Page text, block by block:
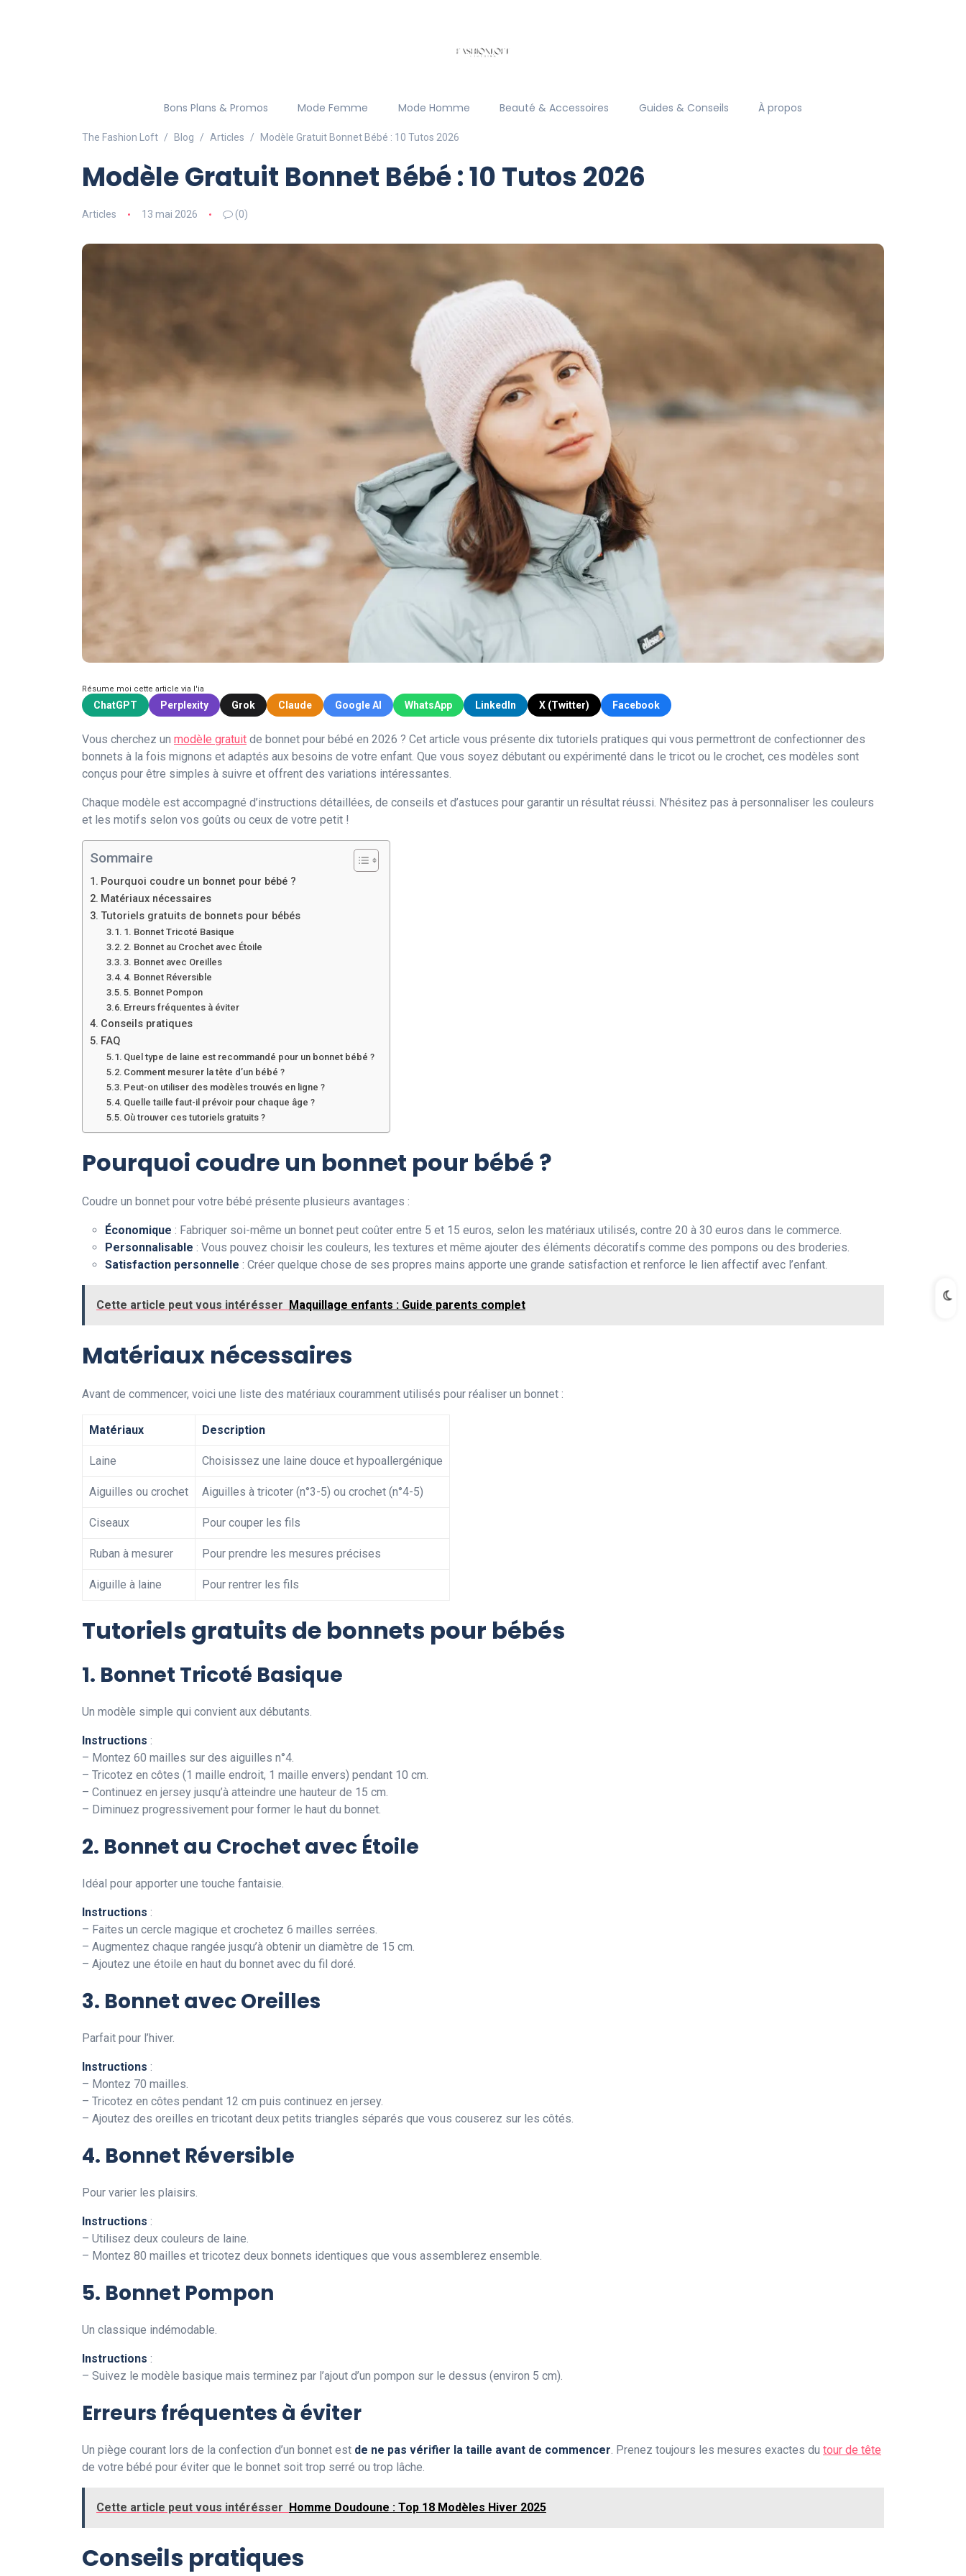
Bons Plans & Promos Mode Femme Mode Homme Beauté & Accessoires Guides & Conseils À propos
The Fashion Loft Blog Articles Modèle Gratuit Bonnet Bébé : 10 Tutos 2026
Modèle Gratuit Bonnet Bébé : 10 Tutos 2026
Articles 13 mai 2026 (0)
Résume moi cette article via l'ia
ChatGPT Perplexity Grok Claude Google AI WhatsApp LinkedIn X (Twitter) Facebook
Vous cherchez un modèle gratuit de bonnet pour bébé en 2026 ? Cet article vous présente dix tutoriels pratiques qui vous permettront de confectionner des
bonnets à la fois mignons et adaptés aux besoins de votre enfant. Que vous soyez débutant ou expérimenté dans le tricot ou le crochet, ces modèles sont
conçus pour être simples à suivre et offrent des variations intéressantes.
Chaque modèle est accompagné d’instructions détaillées, de conseils et d’astuces pour garantir un résultat réussi. N’hésitez pas à personnaliser les couleurs
et les motifs selon vos goûts ou ceux de votre petit !
Sommaire
Pourquoi coudre un bonnet pour bébé ?
Matériaux nécessaires
Tutoriels gratuits de bonnets pour bébés
1. Bonnet Tricoté Basique
2. Bonnet au Crochet avec Étoile
3. Bonnet avec Oreilles
4. Bonnet Réversible
5. Bonnet Pompon
Erreurs fréquentes à éviter
Conseils pratiques
FAQ
Quel type de laine est recommandé pour un bonnet bébé ?
Comment mesurer la tête d’un bébé ?
Peut-on utiliser des modèles trouvés en ligne ?
Quelle taille faut-il prévoir pour chaque âge ?
Où trouver ces tutoriels gratuits ?
Pourquoi coudre un bonnet pour bébé ?
Coudre un bonnet pour votre bébé présente plusieurs avantages :
Économique : Fabriquer soi-même un bonnet peut coûter entre 5 et 15 euros, selon les matériaux utilisés, contre 20 à 30 euros dans le commerce.
Personnalisable : Vous pouvez choisir les couleurs, les textures et même ajouter des éléments décoratifs comme des pompons ou des broderies.
Satisfaction personnelle : Créer quelque chose de ses propres mains apporte une grande satisfaction et renforce le lien affectif avec l’enfant.
Cette article peut vous intérésser Maquillage enfants : Guide parents complet
Matériaux nécessaires
Avant de commencer, voici une liste des matériaux couramment utilisés pour réaliser un bonnet :
Matériaux Description
Laine Choisissez une laine douce et hypoallergénique
Aiguilles ou crochet Aiguilles à tricoter (n°3-5) ou crochet (n°4-5)
Ciseaux Pour couper les fils
Ruban à mesurer Pour prendre les mesures précises
Aiguille à laine Pour rentrer les fils
Tutoriels gratuits de bonnets pour bébés
1. Bonnet Tricoté Basique
Un modèle simple qui convient aux débutants.
Instructions :
– Montez 60 mailles sur des aiguilles n°4.
– Tricotez en côtes (1 maille endroit, 1 maille envers) pendant 10 cm.
– Continuez en jersey jusqu’à atteindre une hauteur de 15 cm.
– Diminuez progressivement pour former le haut du bonnet.
2. Bonnet au Crochet avec Étoile
Idéal pour apporter une touche fantaisie.
Instructions :
– Faites un cercle magique et crochetez 6 mailles serrées.
– Augmentez chaque rangée jusqu’à obtenir un diamètre de 15 cm.
– Ajoutez une étoile en haut du bonnet avec du fil doré.
3. Bonnet avec Oreilles
Parfait pour l’hiver.
Instructions :
– Montez 70 mailles.
– Tricotez en côtes pendant 12 cm puis continuez en jersey.
– Ajoutez des oreilles en tricotant deux petits triangles séparés que vous couserez sur les côtés.
4. Bonnet Réversible
Pour varier les plaisirs.
Instructions :
– Utilisez deux couleurs de laine.
– Montez 80 mailles et tricotez deux bonnets identiques que vous assemblerez ensemble.
5. Bonnet Pompon
Un classique indémodable.
Instructions :
– Suivez le modèle basique mais terminez par l’ajout d’un pompon sur le dessus (environ 5 cm).
Erreurs fréquentes à éviter
Un piège courant lors de la confection d’un bonnet est de ne pas vérifier la taille avant de commencer. Prenez toujours les mesures exactes du tour de tête
de votre bébé pour éviter que le bonnet soit trop serré ou trop lâche.
Cette article peut vous intérésser Homme Doudoune : Top 18 Modèles Hiver 2025
Conseils pratiques